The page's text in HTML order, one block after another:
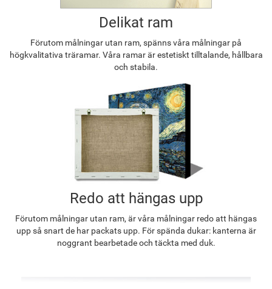
Delikat ram
Förutom målningar utan ram, spänns våra målningar på
högkvalitativa träramar. Våra ramar är estetiskt tilltalande, hållbara
och stabila.
Redo att hängas upp
Förutom målningar utan ram, är våra målningar redo att hängas
upp så snart de har packats upp. För spända dukar: kanterna är
noggrant bearbetade och täckta med duk.